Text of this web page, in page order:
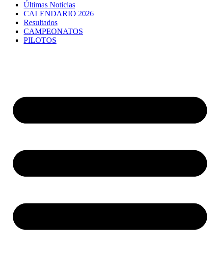
Últimas Noticias
CALENDARIO 2026
Resultados
CAMPEONATOS
PILOTOS